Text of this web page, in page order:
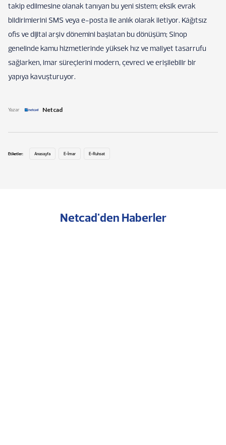
takip edilmesine olanak tanıyan bu yeni sistem; eksik evrak
bildirimlerini SMS veya e-posta ile anlık olarak iletiyor. Kâğıtsız
ofis ve dijital arşiv dönemini başlatan bu dönüşüm; Sinop
genelinde kamu hizmetlerinde yüksek hız ve maliyet tasarrufu
sağlarken, imar süreçlerini modern, çevreci ve erişilebilir bir
yapıya kavuşturuyor.
Yazar Netcad
Etiketler: Anasayfa E-İmar E-Ruhsat
Netcad'den Haberler